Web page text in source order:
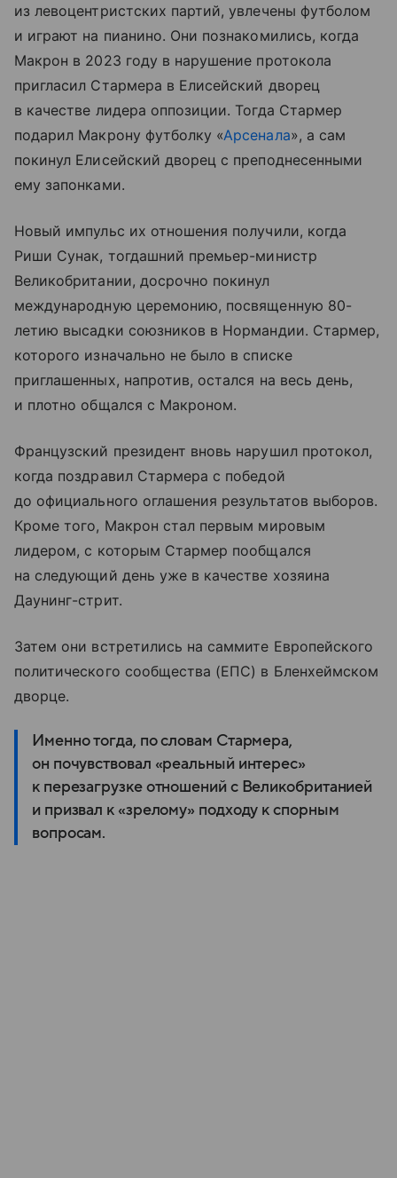
из левоцентристских партий, увлечены футболом
и играют на пианино. Они познакомились, когда
Макрон в 2023 году в нарушение протокола
пригласил Стармера в Елисейский дворец
в качестве лидера оппозиции. Тогда Стармер
подарил Макрону футболку «Арсенала», а сам
покинул Елисейский дворец с преподнесенными
ему запонками.
Новый импульс их отношения получили, когда
Риши Сунак, тогдашний премьер-министр
Великобритании, досрочно покинул
международную церемонию, посвященную 80-
летию высадки союзников в Нормандии. Стармер,
которого изначально не было в списке
приглашенных, напротив, остался на весь день,
и плотно общался с Макроном.
Французский президент вновь нарушил протокол,
когда поздравил Стармера с победой
до официального оглашения результатов выборов.
Кроме того, Макрон стал первым мировым
лидером, с которым Стармер пообщался
на следующий день уже в качестве хозяина
Даунинг-стрит.
Затем они встретились на саммите Европейского
политического сообщества (ЕПС) в Бленхеймском
дворце.
Именно тогда, по словам Стармера,
он почувствовал «реальный интерес»
к перезагрузке отношений с Великобританией
и призвал к «зрелому» подходу к спорным
вопросам.